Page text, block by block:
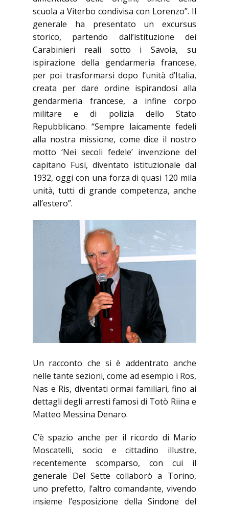
scuola a Viterbo condivisa con Lorenzo”. Il
generale ha presentato un excursus
storico, partendo dall’istituzione dei
Carabinieri reali sotto i Savoia, su
ispirazione della gendarmeria francese,
per poi trasformarsi dopo l’unità d’Italia,
creata per dare ordine ispirandosi alla
gendarmeria francese, a infine corpo
militare e di polizia dello Stato
Repubblicano. “Sempre laicamente fedeli
alla nostra missione, come dice il nostro
motto ‘Nei secoli fedele’ invenzione del
capitano Fusi, diventato istituzionale dal
1932, oggi con una forza di quasi 120 mila
unità, tutti di grande competenza, anche
all’estero”.
Un racconto che si è addentrato anche
nelle tante sezioni, come ad esempio i Ros,
Nas e Ris, diventati ormai familiari, fino ai
dettagli degli arresti famosi di Totò Riina e
Matteo Messina Denaro.
C’è spazio anche per il ricordo di Mario
Moscatelli, socio e cittadino illustre,
recentemente scomparso, con cui il
generale Del Sette collaborò a Torino,
uno prefetto, l’altro comandante, vivendo
insieme l’esposizione della Sindone del